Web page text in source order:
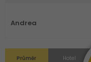
Andrea
Průměr Hotel